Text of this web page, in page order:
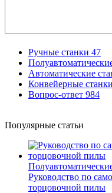
Ручные станки 47
Автоматические
Конвейерные станки
Вопрос-ответ 984
Популярные статьи
Руководство по
торцовочной пилы